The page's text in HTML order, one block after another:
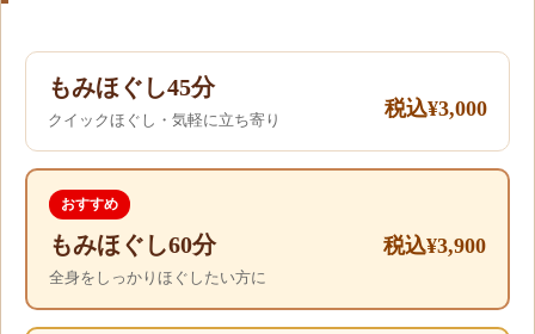
もみほぐし45分
クイックほぐし・気軽に立ち寄り 税込¥3,000
おすすめ
もみほぐし60分
全身をしっかりほぐしたい方に
税込¥3,900